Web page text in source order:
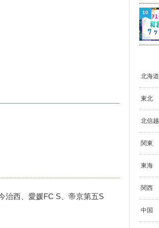
治西、愛媛FC S、帝京第五S
10
北海道
東北
北信越
関東
東海
関西
中国